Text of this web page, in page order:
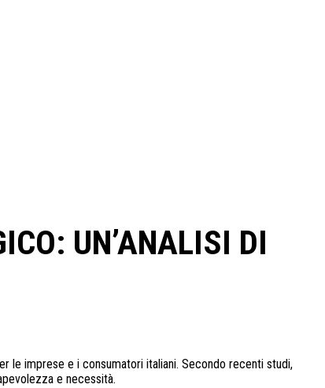
UN’ANALISI DI
le imprese e i consumatori italiani. Secondo recenti studi,
e necessità.